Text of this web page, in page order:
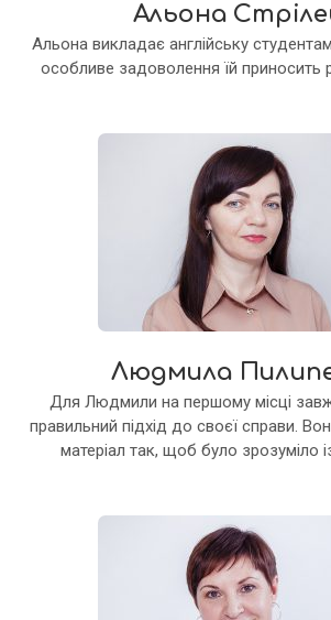
Альона
Альона викладає англійську студентам
особливе задоволення їй приносить
Людмила
Для Людмили на першому місці
правильний підхід до своєї справи.
матеріал так, щоб було зрозуміло